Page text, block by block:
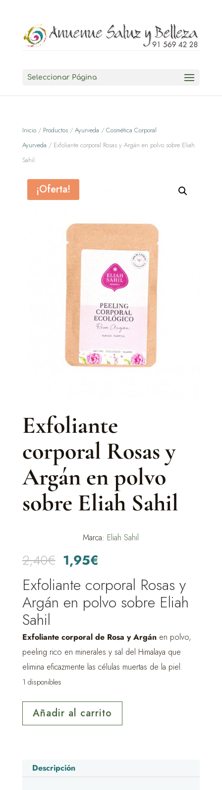
Seleccionar Página
Inicio/ Productos/ Ayurveda / Cosmética Corporal
Ayurveda / Exfoliante corporal Rosas y Argán en polvo sobre Eliah
Sahil
¡Oferta!
Exfoliante
corporal Rosas y
Argán en polvo
sobre Eliah Sahil
Marca: Eliah Sahil
2,40€ El
original
era:
1,95€
actual
es:
Exfoliante corporal Rosas y
Argán en polvo sobre Eliah
Sahil
Exfoliante corporal de Rosa y Argán en polvo,
peeling rico en minerales y sal del Himalaya que
elimina eficazmente las células muertas de la piel.
1 disponibles
Exfoliante
corporal
Argán
Añadir al carrito
Descripción